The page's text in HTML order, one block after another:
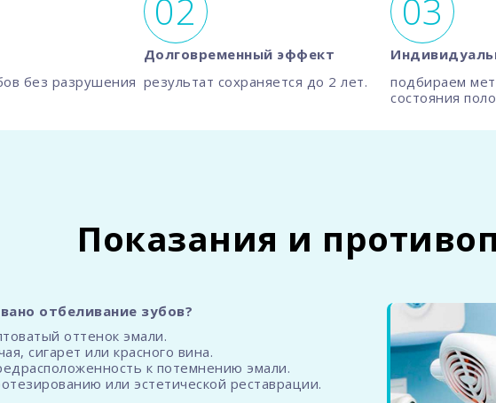
без разрушения
Долговременный эффект
результат сохраняется до 2 лет.
подбираем
состояния
Показания и
отбеливание зубов?
оттенок эмали.
сигарет или красного вина.
к потемнению эмали.
или эстетической реставрации.